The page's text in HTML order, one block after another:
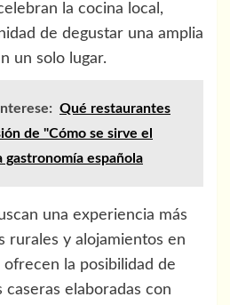
la cocina local,
de degustar una amplia
un solo lugar.
Qué restaurantes
de "Cómo se sirve el
española
una experiencia más
rurales y alojamientos en
ofrecen la posibilidad de
elaboradas con